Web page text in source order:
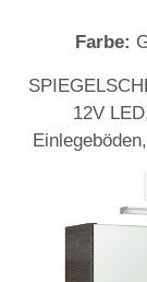
Farbe:
12V